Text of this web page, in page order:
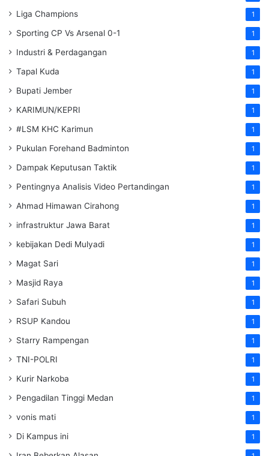
Liga Champions 1
Sporting CP Vs Arsenal 0-1 1
Industri & Perdagangan 1
Tapal Kuda 1
Bupati Jember 1
KARIMUN/KEPRI 1
#LSM KHC Karimun 1
Pukulan Forehand Badminton 1
Dampak Keputusan Taktik 1
Pentingnya Analisis Video Pertandingan 1
Ahmad Himawan Cirahong 1
infrastruktur Jawa Barat 1
kebijakan Dedi Mulyadi 1
Magat Sari 1
Masjid Raya 1
Safari Subuh 1
RSUP Kandou 1
Starry Rampengan 1
TNI-POLRI 1
Kurir Narkoba 1
Pengadilan Tinggi Medan 1
vonis mati 1
Di Kampus ini 1